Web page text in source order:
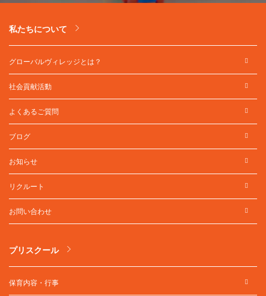
私たちについて
グローバルヴィレッジとは？
社会貢献活動
よくあるご質問
ブログ
お知らせ
リクルート
お問い合わせ
プリスクール
保育内容・行事